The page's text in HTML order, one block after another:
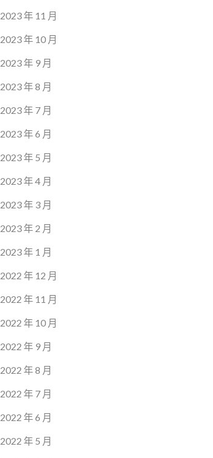
2023 年 11 月
2023 年 10 月
2023 年 9 月
2023 年 8 月
2023 年 7 月
2023 年 6 月
2023 年 5 月
2023 年 4 月
2023 年 3 月
2023 年 2 月
2023 年 1 月
2022 年 12 月
2022 年 11 月
2022 年 10 月
2022 年 9 月
2022 年 8 月
2022 年 7 月
2022 年 6 月
2022 年 5 月